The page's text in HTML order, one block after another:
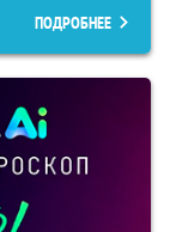
ПОДРОБНЕЕ